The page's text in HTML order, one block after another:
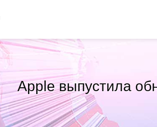
Apple выпустила